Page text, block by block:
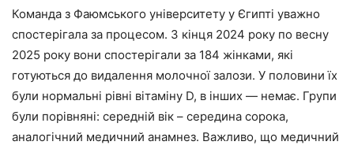
Команда з Фаюмського університету у Єгипті уважно
спостерігала за процесом. З кінця 2024 року по весну
2025 року вони спостерігали за 184 жінками, які
готуються до видалення молочної залози. У половини їх
були нормальні рівні вітаміну D, в інших — немає. Групи
були порівняні: середній вік – середина сорока,
аналогічний медичний анамнез. Важливо, що медичний